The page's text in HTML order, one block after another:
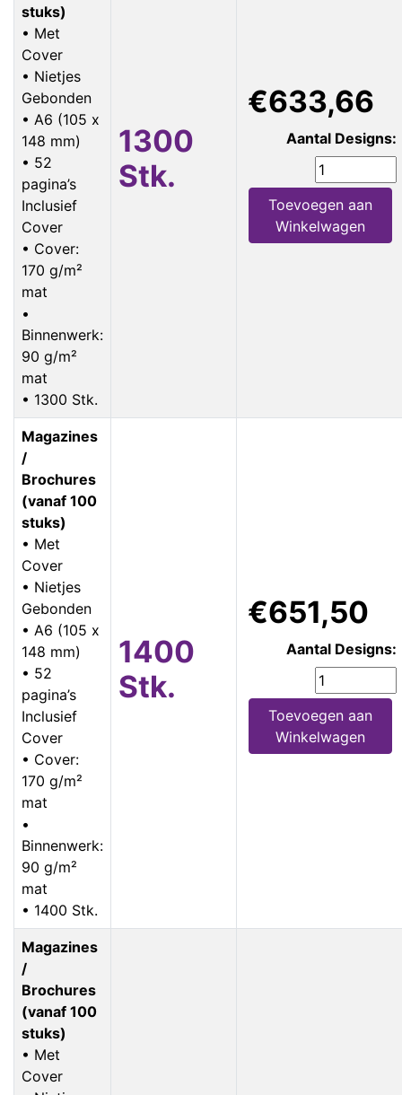
stuks)
• Met
Cover
• Nietjes
Gebonden
• A6 (105 x
148 mm)
• 52
pagina’s
Inclusief
Cover
• Cover:
170 g/m²
mat
•
Binnenwerk:
90 g/m²
mat
• 1300 Stk.
1300
Stk.
€633,66
Aantal Designs:
Toevoegen aan
Winkelwagen
Magazines
/
Brochures
(vanaf 100
stuks)
• Met
Cover
• Nietjes
Gebonden
• A6 (105 x
148 mm)
• 52
pagina’s
Inclusief
Cover
• Cover:
170 g/m²
mat
•
Binnenwerk:
90 g/m²
mat
• 1400 Stk.
1400
Stk.
€651,50
Aantal Designs:
Toevoegen aan
Winkelwagen
Magazines
/
Brochures
(vanaf 100
stuks)
• Met
Cover